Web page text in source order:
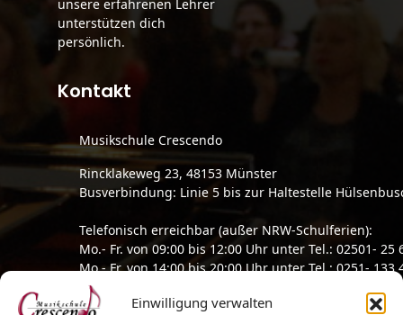
Einwilligung verwalten
unsere erfahrenen Lehrer
unterstützen dich
persönlich.
Kontakt
Musikschule Crescendo
Rincklakeweg 23, 48153 Münster
Busverbindung: Linie 5 bis zur Haltestelle
Telefonisch erreichbar (außer NRW-Schulferien):
Mo.- Fr. von 09:00 bis 12:00 Uhr unter Tel.: 02501- 25
Mo.- Fr. von 14:00 bis 20:00 Uhr unter Tel.: 0251- 133
95